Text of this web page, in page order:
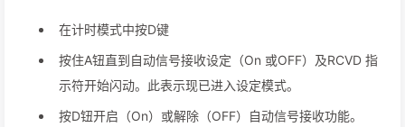
在计时模式中按D键
按住A钮直到自动信号接收设定（On 或OFF）及RCVD 指
示符开始闪动。此表示现已进入设定模式。
按D钮开启（On）或解除（OFF）自动信号接收功能。